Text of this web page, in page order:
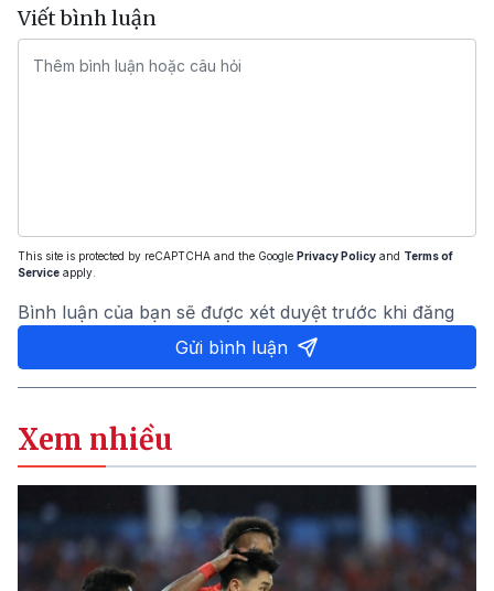
Viết bình luận
This site is protected by reCAPTCHA and the Google Privacy Policy and Terms of
Service apply.
Bình luận của bạn sẽ được xét duyệt trước khi đăng
Gửi bình luận
Xem nhiều